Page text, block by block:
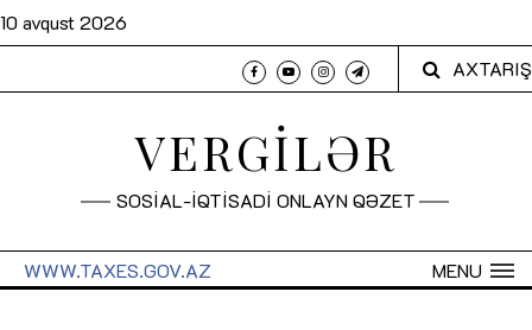
10 avqust 2026
AXTARIŞ
VERGİLƏR
SOSİAL-İQTİSADİ ONLAYN QƏZET
MENU
WWW.TAXES.GOV.AZ